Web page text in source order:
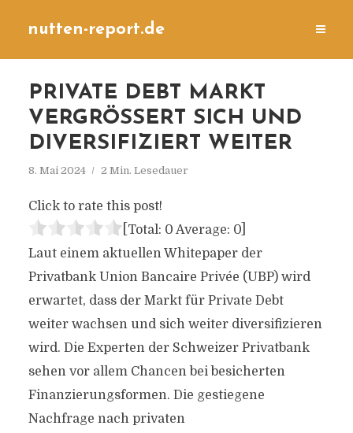
nutten-report.de
PRIVATE DEBT MARKT
VERGRÖSSERT SICH UND D
IVERSIFIZIERT WEITER
8. Mai 2024 2 Min. Lesedauer
Click to rate this post!
[Total: 0 Average: 0]
Laut einem aktuellen Whitepaper der
Privatbank Union Bancaire Privée (UBP) wird
erwartet, dass der Markt für Private Debt
weiter wachsen und sich weiter diversifizieren
wird. Die Experten der Schweizer Privatbank
sehen vor allem Chancen bei besicherten
Finanzierungsformen. Die gestiegene
Nachfrage nach privaten